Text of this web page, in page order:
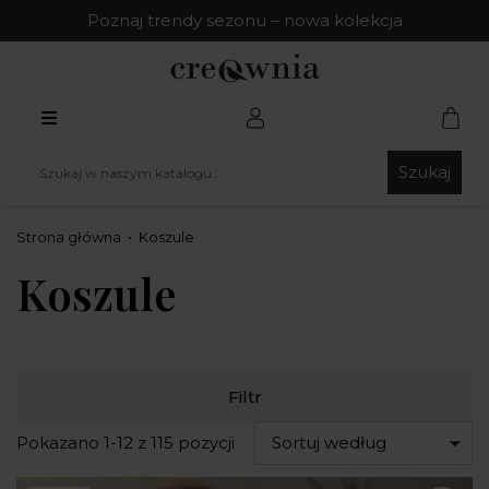
Poznaj trendy sezonu – nowa kolekcja
Szukaj
Strona główna Koszule
Koszule
Filtr
Pokazano 1-12 z 115 pozycji Sortuj według